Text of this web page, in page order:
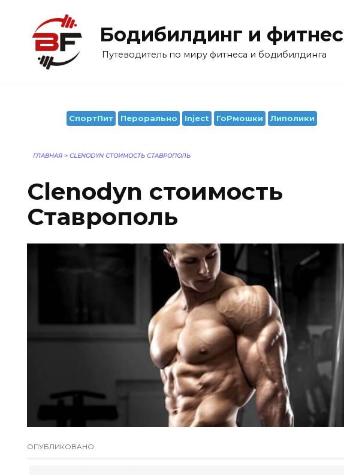
содержанию
Бодибилдинг и фитнес
Путеводитель по миру фитнеса и бодибилдинга
СпортПит Перорально Inject ГоРмошки Липолики
ГЛАВНАЯ > CLENODYN СТОИМОСТЬ СТАВРОПОЛЬ
Clenodyn стоимость
Ставрополь
ОПУБЛИКОВАНО